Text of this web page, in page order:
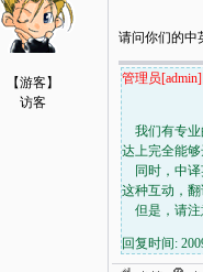
【游客】
访客
请问你们的中
管理员
我们有专业
达上完全能够
同时，中译
这种互动，翻
但是，请注
回复时间: